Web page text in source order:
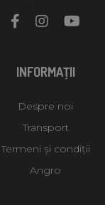
INFORMAŢII
Despre noi
Transport
Termeni și condiții
Angro